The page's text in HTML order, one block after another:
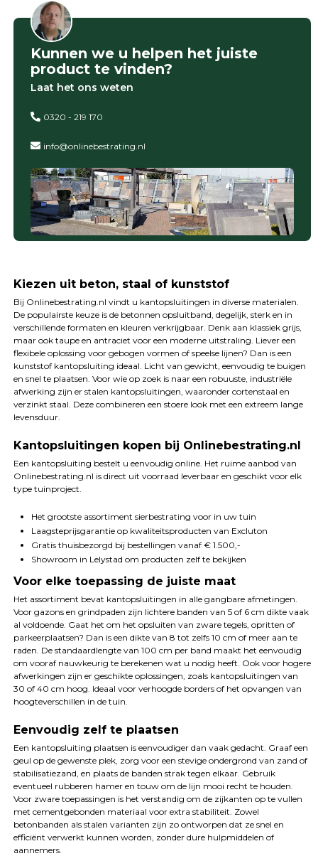
Kunnen we u helpen het juiste
product te vinden?
Laat het ons weten
0320 - 219 170
info@onlinebestrating.nl
Kiezen uit beton, staal of kunststof
Bij Onlinebestrating.nl vindt u kantopsluitingen in diverse materialen.
De populairste keuze is de betonnen opsluitband, degelijk, sterk en in
verschillende formaten en kleuren verkrijgbaar. Denk aan klassiek grijs,
maar ook taupe en antraciet voor een moderne uitstraling. Liever een
flexibele oplossing voor gebogen vormen of speelse lijnen? Dan is een
kunststof kantopsluiting ideaal. Licht van gewicht, eenvoudig te buigen
en snel te plaatsen. Voor wie op zoek is naar een robuuste, industriële
afwerking zijn er stalen kantopsluitingen, waaronder cortenstaal en
verzinkt staal. Deze combineren een stoere look met een extreem lange
levensduur.
Kantopsluitingen kopen bij Onlinebestrating.nl
Een kantopsluiting bestelt u eenvoudig online. Het ruime aanbod van
Onlinebestrating.nl is direct uit voorraad leverbaar en geschikt voor elk
type tuinproject.
Het grootste assortiment sierbestrating voor in uw tuin
Laagsteprijsgarantie op kwaliteitsproducten van Excluton
Gratis thuisbezorgd bij bestellingen vanaf € 1.500,-
Showroom in Lelystad om producten zelf te bekijken
Voor elke toepassing de juiste maat
Het assortiment bevat kantopsluitingen in alle gangbare afmetingen.
Voor gazons en grindpaden zijn lichtere banden van 5 of 6 cm dikte vaak
al voldoende. Gaat het om het opsluiten van zware tegels, opritten of
parkeerplaatsen? Dan is een dikte van 8 tot zelfs 10 cm of meer aan te
raden. De standaardlengte van 100 cm per band maakt het eenvoudig
om vooraf nauwkeurig te berekenen wat u nodig heeft. Ook voor hogere
afwerkingen zijn er geschikte oplossingen, zoals kantopsluitingen van
30 of 40 cm hoog. Ideaal voor verhoogde borders of het opvangen van
hoogteverschillen in de tuin.
Eenvoudig zelf te plaatsen
Een kantopsluiting plaatsen is eenvoudiger dan vaak gedacht. Graaf een
geul op de gewenste plek, zorg voor een stevige ondergrond van zand of
stabilisatiezand, en plaats de banden strak tegen elkaar. Gebruik
eventueel rubberen hamer en touw om de lijn mooi recht te houden.
Voor zware toepassingen is het verstandig om de zijkanten op te vullen
met cementgebonden materiaal voor extra stabiliteit. Zowel
betonbanden als stalen varianten zijn zo ontworpen dat ze snel en
efficiënt verwerkt kunnen worden, zonder dure hulpmiddelen of
aannemers.